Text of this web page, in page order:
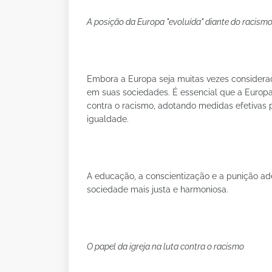
A posição da Europa "evoluída" diante do racismo
Embora a Europa seja muitas vezes
em suas sociedades. É essencial que a
contra o racismo, adotando medidas
igualdade.
A educação, a conscientização e a punição
sociedade mais justa e harmoniosa.
O papel da igreja na luta contra o racismo